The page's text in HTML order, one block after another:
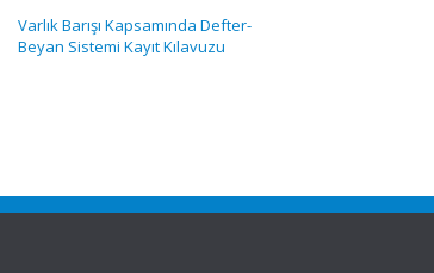
Varlık Barışı Kapsamında Defter-
Beyan Sistemi Kayıt Kılavuzu